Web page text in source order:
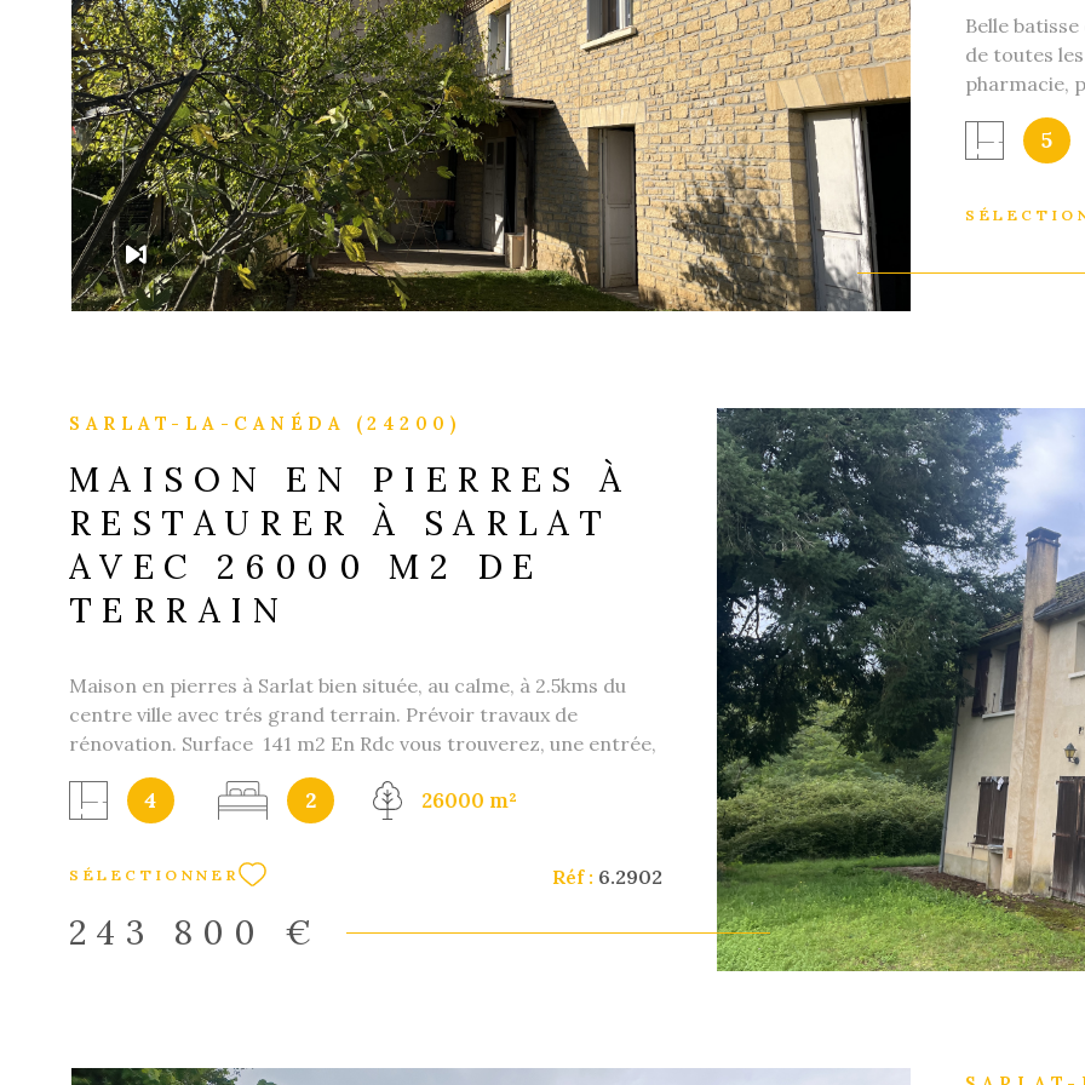
Belle
de toutes
pharmacie,
Possibilité
l'étage.
sous sol (
plafond).
en place à
montage
également
5
VOIR LE BIEN
SARLAT-LA-CANÉDA (24200)
MAISON EN PIERRES À
RESTAURER À SARLAT
AVEC 26000 M2 DE
TERRAIN
Maison en pierres à Sarlat bien située, au calme, à 2.5kms du
centre ville avec trés grand terrain. Prévoir travaux de
rénovation. Surface 141 m2 En Rdc vous trouverez, une entrée,
une pièce principale,3 chambres, une cuisine, une salle d'eau et
un wc. L'ètage ce compose de deux chambres, d'une salle d'eau
et d'un wc. Nous pouvons vous accompagner en cas de
montage financier ou de travaux. Investisseurs nous pouvons
également vous trouver rapidement vos locataires et assurer la
gestion locative, N'hésitez pas à nous contacter pour avoir plus
d'informations ...
4 2 26000 m²
SÉLECTIONNER Réf : 6.2902
243 800 €